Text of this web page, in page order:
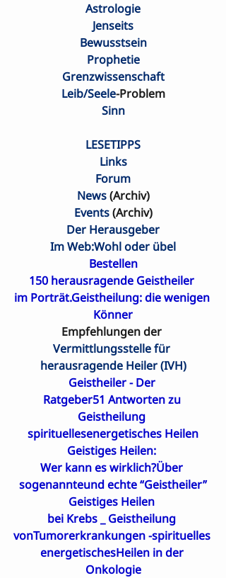
Astrologie
Jenseits
Bewusstsein
Prophetie
Grenzwissenschaft
Leib/Seele-Problem
Sinn
LESETIPPS
Links
Forum
News (Archiv)
Events (Archiv)
Der Herausgeber
Im Web:Wohl oder übel
Bestellen
150 herausragende Geistheiler
im Porträt.Geistheilung: die wenigen
Könner
Empfehlungen der
Vermittlungsstelle für
herausragende Heiler (IVH)
Geistheiler - Der
Ratgeber51 Antworten zu
Geistheilung
spirituellesenergetisches Heilen
Geistiges Heilen:
Wer kann es wirklich?Über
sogenannteund echte “Geistheiler”
Geistiges Heilen
bei Krebs _ Geistheilung
vonTumorerkrankungen -spirituelles
energetischesHeilen in der
Onkologie